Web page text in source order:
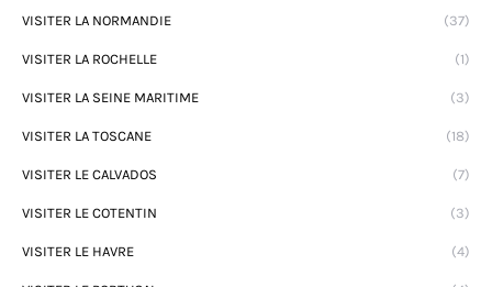
VISITER LA NORMANDIE (37)
VISITER LA ROCHELLE (1)
VISITER LA SEINE MARITIME (3)
VISITER LA TOSCANE (18)
VISITER LE CALVADOS (7)
VISITER LE COTENTIN (3)
VISITER LE HAVRE (4)